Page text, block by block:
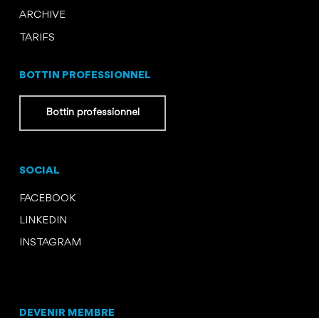
ARCHIVE
TARIFS
BOTTIN PROFESSIONNEL
Bottin professionnel
SOCIAL
FACEBOOK
LINKEDIN
INSTAGRAM
DEVENIR MEMBRE